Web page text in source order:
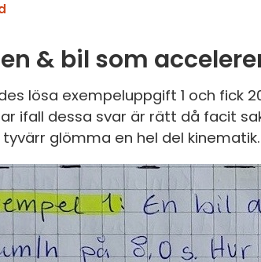
& bil som
lösa exempeluppgift 1 och fick
ifall dessa svar är rätt då facit
glömma en hel del